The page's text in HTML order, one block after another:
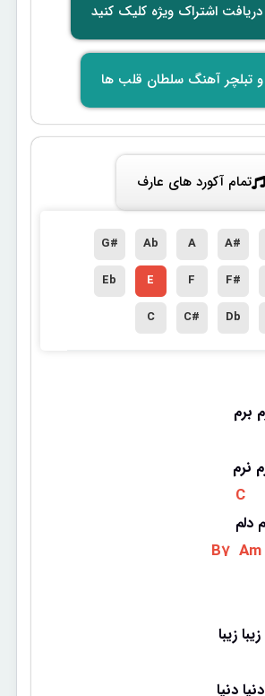
اشتراک ویژه کلیک کنید
تبلچر آهنگ سلطان قلب ها
تمام آکورد های عارف
A#
A
Ab
G#
F#
F
E
Eb
Db
C#
C
برم
نرم
C
دلم
B7 Am
زیبا
دنیا